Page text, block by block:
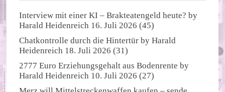
Interview mit einer KI – Brakteatengeld heute? by
Harald Heidenreich 16. Juli 2026 (45)
Chatkontrolle durch die Hintertür byHarald
Heidenreich 18. Juli 2026 (31)
2777 Euro Erziehungsgehalt aus Bodenrente by
Harald Heidenreich 10. Juli 2026 (27)